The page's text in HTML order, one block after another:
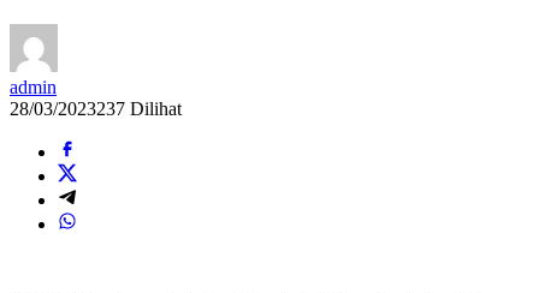
admin
28/03/2023237 Dilihat